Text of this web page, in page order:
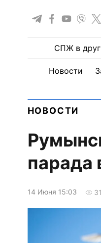
СПЖ в
Новости
НОВОСТИ
парада
14 Июня 15:03